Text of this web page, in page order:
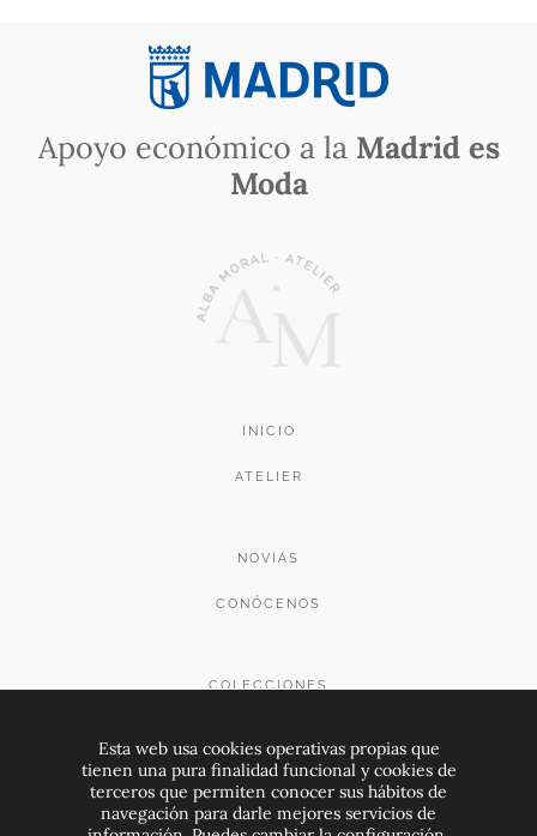
Apoyo económico a la Madrid es
Moda
INICIO
ATELIER
NOVIAS
CONÓCENOS
COLECCIONES
PREGUNTAS FRECUENTES
Esta web usa cookies operativas propias que
tienen una pura finalidad funcional y cookies de
terceros que permiten conocer sus hábitos de
navegación para darle mejores servicios de